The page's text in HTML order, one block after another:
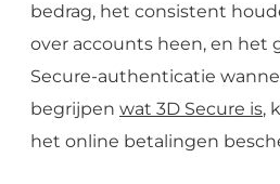
bedrag, het consistent
over accounts heen, en het
Secure-authenticatie
begrijpen wat 3D Secure is,
het online betalingen